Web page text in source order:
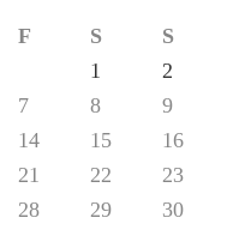
F S
S
1
2
7 8
9
14 15
16
21 22
23
28 29
30